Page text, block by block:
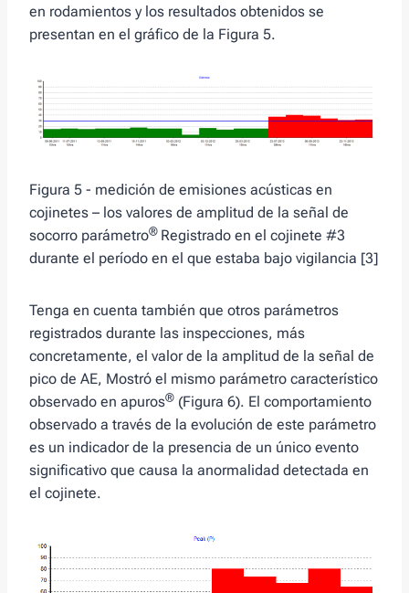
en rodamientos y los resultados obtenidos se
presentan en el gráfico de la Figura 5.
Figura 5 - medición de emisiones acústicas en
cojinetes – los valores de amplitud de la señal de
socorro parámetro® Registrado en el cojinete #3
durante el período en el que estaba bajo vigilancia [3]
Tenga en cuenta también que otros parámetros
registrados durante las inspecciones, más
concretamente, el valor de la amplitud de la señal de
pico de AE, Mostró el mismo parámetro característico
observado en apuros® (Figura 6). El comportamiento
observado a través de la evolución de este parámetro
es un indicador de la presencia de un único evento
significativo que causa la anormalidad detectada en
el cojinete.